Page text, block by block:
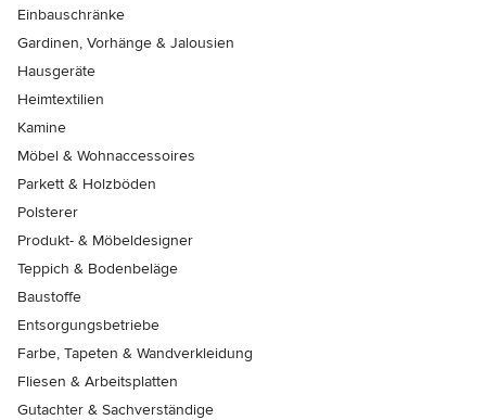
Einbauschränke
Gardinen, Vorhänge & Jalousien
Hausgeräte
Heimtextilien
Kamine
Möbel & Wohnaccessoires
Parkett & Holzböden
Polsterer
Produkt- & Möbeldesigner
Teppich & Bodenbeläge
Baustoffe
Entsorgungsbetriebe
Farbe, Tapeten & Wandverkleidung
Fliesen & Arbeitsplatten
Gutachter & Sachverständige